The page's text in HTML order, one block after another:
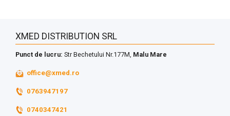
XMED DISTRIBUTION SRL
Punct de lucru: Str Bechetului Nr.177M, Malu Mare
office@xmed.ro
0763947197
0740347421